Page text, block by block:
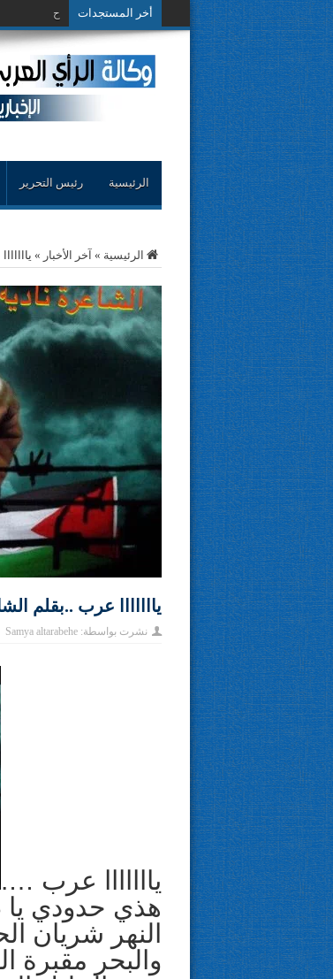
أخر المستجدات حوار حول
الرئيسية رئيس التحرير
الرئيسية » آخر الأخبار »
يااااااا عرب ..بقلم
نشرت بواسطة:Samya altarabehe
يااااااا عرب ….
هذي حدودي يا
النهر شريان
والبحر مقبرة